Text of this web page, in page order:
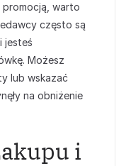
warto
często są
jesteś
Możesz
lub wskazać
na obniżenie
i